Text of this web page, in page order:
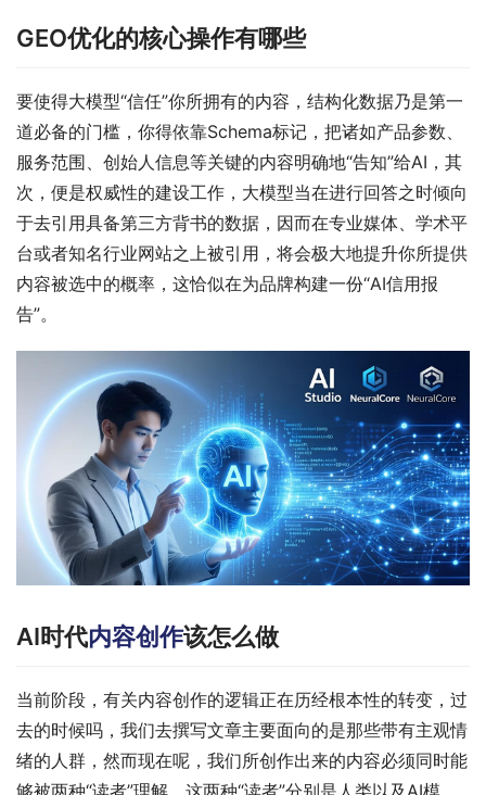
GEO优化的核心操作有哪些
要使得大模型“信任”你所拥有的内容，结构化数据乃是第一
道必备的门槛，你得依靠Schema标记，把诸如产品参数、
服务范围、创始人信息等关键的内容明确地“告知”给AI，其
次，便是权威性的建设工作，大模型当在进行回答之时倾向
于去引用具备第三方背书的数据，因而在专业媒体、学术平
台或者知名行业网站之上被引用，将会极大地提升你所提供
内容被选中的概率，这恰似在为品牌构建一份“AI信用报
告”。
AI时代内容创作该怎么做
当前阶段，有关内容创作的逻辑正在历经根本性的转变，过
去的时候吗，我们去撰写文章主要面向的是那些带有主观情
绪的人群，然而现在呢，我们所创作出来的内容必须同时能
够被两种“读者”理解，这两种“读者”分别是人类以及AI模